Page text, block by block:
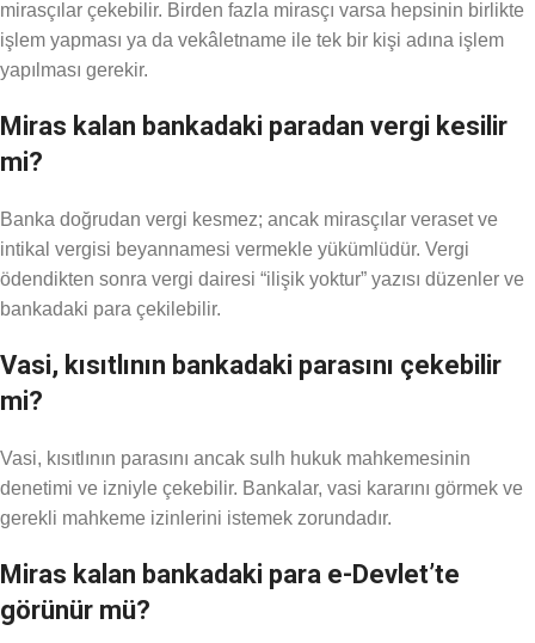
mirasçılar çekebilir. Birden fazla mirasçı varsa hepsinin birlikte
işlem yapması ya da vekâletname ile tek bir kişi adına işlem
yapılması gerekir.
Miras kalan bankadaki paradan vergi kesilir
mi?
Banka doğrudan vergi kesmez; ancak mirasçılar veraset ve
intikal vergisi beyannamesi vermekle yükümlüdür. Vergi
ödendikten sonra vergi dairesi “ilişik yoktur” yazısı düzenler ve
bankadaki para çekilebilir.
Vasi, kısıtlının bankadaki parasını çekebilir
mi?
Vasi, kısıtlının parasını ancak sulh hukuk mahkemesinin
denetimi ve izniyle çekebilir. Bankalar, vasi kararını görmek ve
gerekli mahkeme izinlerini istemek zorundadır.
Miras kalan bankadaki para e-Devlet’te
görünür mü?